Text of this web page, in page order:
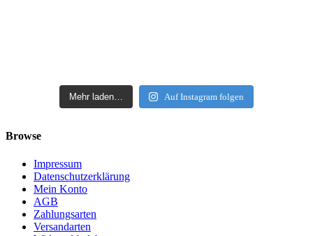
Mehr laden… Auf Instagram folgen
Browse
Impressum
Datenschutzerklärung
Mein Konto
AGB
Zahlungsarten
Versandarten